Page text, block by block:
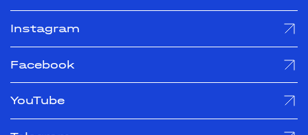
Instagram
Facebook
YouTube